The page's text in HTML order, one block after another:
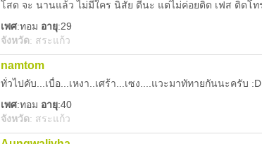
เพศ:ทอม อายุ:29
จังหวัด: สระแก้ว
namtom
ทั่วไปคับ...เบื่อ...เหงา..เศร้า...เซง....แวะมาทัทายกันนะครับ :D
เพศ:ทอม อายุ:40
จังหวัด: สระแก้ว